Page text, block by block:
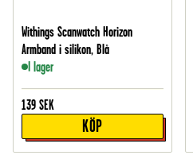
Withings Scanwatch Horizon
Armband i silikon, Blå
I lager
139 SEK
KÖP